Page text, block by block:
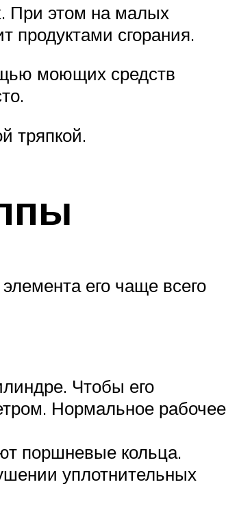
При этом на малых
продуктами сгорания.
моющих средств
тряпкой.
его чаще всего
Чтобы его
Нормальное рабочее
поршневые кольца.
уплотнительных